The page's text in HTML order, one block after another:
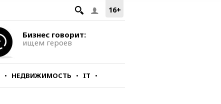
16+
Бизнес говорит:
ищем героев
НЕДВИЖИМОСТЬ IT